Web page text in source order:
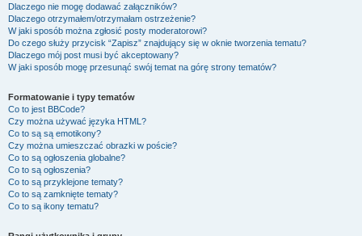
Dlaczego nie mogę dodawać załączników?
Dlaczego otrzymałem/otrzymałam ostrzeżenie?
W jaki sposób można zgłosić posty moderatorowi?
Do czego służy przycisk “Zapisz” znajdujący się w oknie tworzenia tematu?
Dlaczego mój post musi być akceptowany?
W jaki sposób mogę przesunąć swój temat na górę strony tematów?
Formatowanie i typy tematów
Co to jest BBCode?
Czy można używać języka HTML?
Co to są są emotikony?
Czy można umieszczać obrazki w poście?
Co to są ogłoszenia globalne?
Co to są ogłoszenia?
Co to są przyklejone tematy?
Co to są zamknięte tematy?
Co to są ikony tematu?